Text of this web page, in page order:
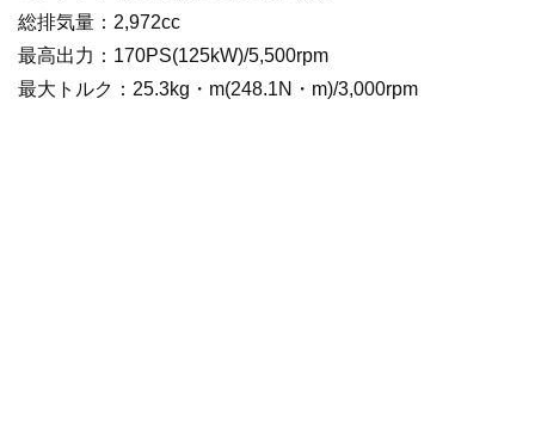
総排気量：2,972cc
最高出力：170PS(125kW)/5,500rpm
最大トルク：25.3kg・m(248.1N・m)/3,000rpm